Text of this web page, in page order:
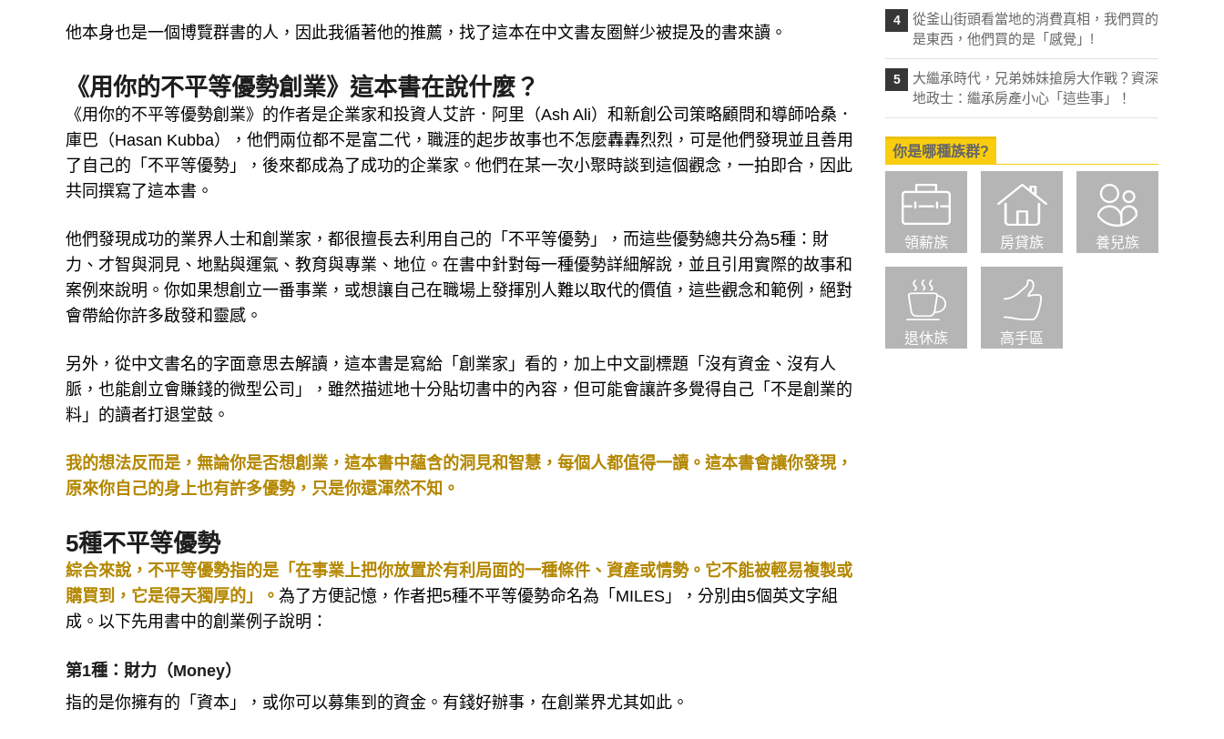
他本身也是一個博覽群書的人，因此我循著他的推薦，找了這本在中文書友圈鮮少被提及的書來讀。
《用你的不平等優勢創業》這本書在說什麼？
《用你的不平等優勢創業》的作者是企業家和投資人艾許．阿里（Ash Ali）和新創公司策略顧問和導師哈桑．
庫巴（Hasan Kubba），他們兩位都不是富二代，職涯的起步故事也不怎麼轟轟烈烈，可是他們發現並且善用
了自己的「不平等優勢」，後來都成為了成功的企業家。他們在某一次小聚時談到這個觀念，一拍即合，因此
共同撰寫了這本書。
他們發現成功的業界人士和創業家，都很擅長去利用自己的「不平等優勢」，而這些優勢總共分為5種：財
力、才智與洞見、地點與運氣、教育與專業、地位。在書中針對每一種優勢詳細解說，並且引用實際的故事和
案例來說明。你如果想創立一番事業，或想讓自己在職場上發揮別人難以取代的價值，這些觀念和範例，絕對
會帶給你許多啟發和靈感。
另外，從中文書名的字面意思去解讀，這本書是寫給「創業家」看的，加上中文副標題「沒有資金、沒有人
脈，也能創立會賺錢的微型公司」，雖然描述地十分貼切書中的內容，但可能會讓許多覺得自己「不是創業的
料」的讀者打退堂鼓。
我的想法反而是，無論你是否想創業，這本書中蘊含的洞見和智慧，每個人都值得一讀。這本書會讓你發現，
原來你自己的身上也有許多優勢，只是你還渾然不知。
5種不平等優勢
綜合來說，不平等優勢指的是「在事業上把你放置於有利局面的一種條件、資產或情勢。它不能被輕易複製或
購買到，它是得天獨厚的」。 為了方便記憶，作者把5種不平等優勢命名為「MILES」，分別由5個英文字組
成。以下先用書中的創業例子說明：
第1種：財力（Money）
指的是你擁有的「資本」，或你可以募集到的資金。有錢好辦事，在創業界尤其如此。
4
從釜山街頭看當地的消費真相，我們買的
是東西，他們買的是「感覺」!
5
大繼承時代，兄弟姊妹搶房大作戰？資深
地政士：繼承房產小心「這些事」！
你是哪種族群?
領薪族 房貸族 養兒族
退休族 高手區